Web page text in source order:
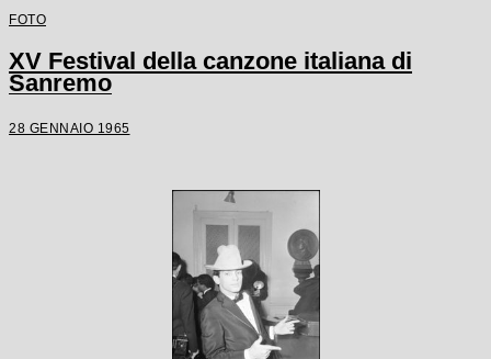
FOTO
XV Festival della canzone italiana di
Sanremo
28 GENNAIO 1965